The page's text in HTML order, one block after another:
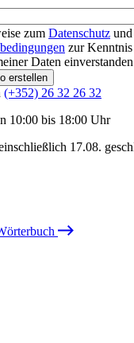
zum Datenschutz
zur
Daten
erstellen
(+352) 26 32 26 32
10:00 bis 18:00 Uhr
17.08.